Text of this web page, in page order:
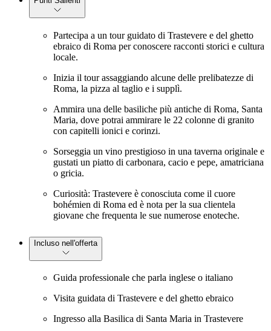
Partecipa a un tour guidato di Trastevere e del ghetto
ebraico di Roma per conoscere racconti storici e cultura
locale.
Inizia il tour assaggiando alcune delle prelibatezze di
Roma, la pizza al taglio e i supplì.
Ammira una delle basiliche più antiche di Roma, Santa
Maria, dove potrai ammirare le 22 colonne di granito
con capitelli ionici e corinzi.
Sorseggia un vino prestigioso in una taverna originale e
gustati un piatto di carbonara, cacio e pepe, amatriciana
o gricia.
Curiosità: Trastevere è conosciuta come il cuore
bohémien di Roma ed è nota per la sua clientela
giovane che frequenta le sue numerose enoteche.
Incluso nell'offerta
Guida professionale che parla inglese o italiano
Visita guidata di Trastevere e del ghetto ebraico
Ingresso alla Basilica di Santa Maria in Trastevere